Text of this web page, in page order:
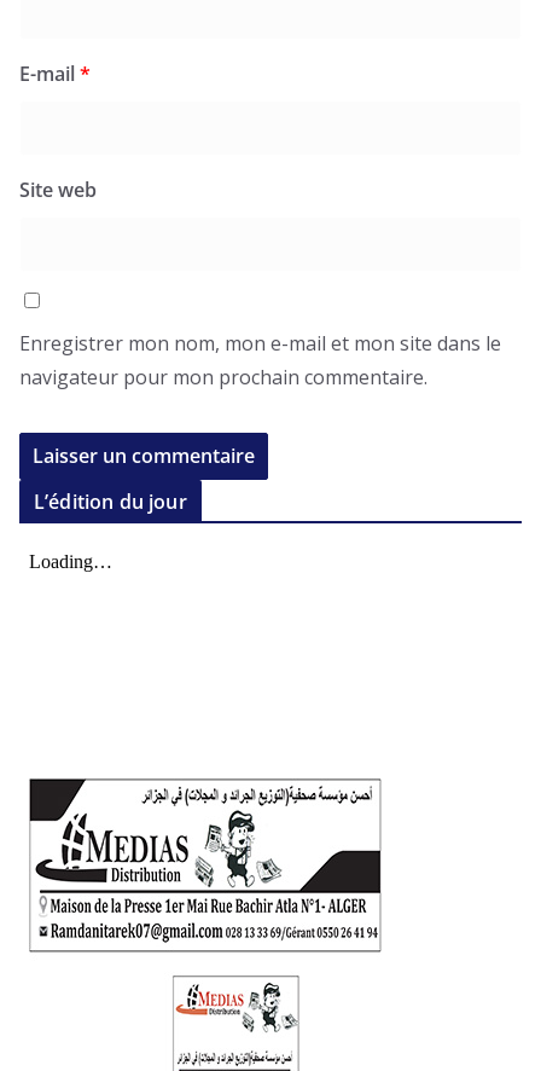
E-mail*
Site web
Enregistrer mon nom, mon e-mail et mon site dans le
navigateur pour mon prochain commentaire.
L’édition du jour